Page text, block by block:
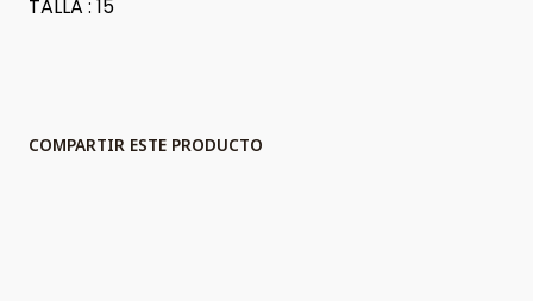
TALLA : 15
COMPARTIR ESTE PRODUCTO